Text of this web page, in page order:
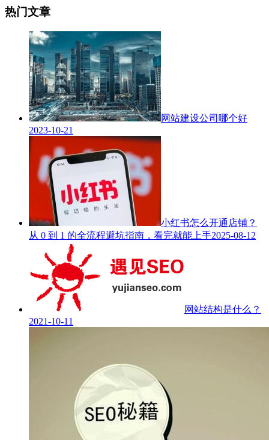
热门文章
网站建设公司哪个好
2023-10-21
小红书怎么开通店铺？
从 0 到 1 的全流程避坑指南，看完就能上手2025-08-12
网站结构是什么？
2021-10-11